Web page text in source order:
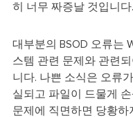
히 너무 짜증날 것입니다.
대부분의 BSOD 오류는
스템 관련 문제와 관련
니다. 나쁜 소식은 오류
실되고 파일이 드물게
문제에 직면하면 당황하